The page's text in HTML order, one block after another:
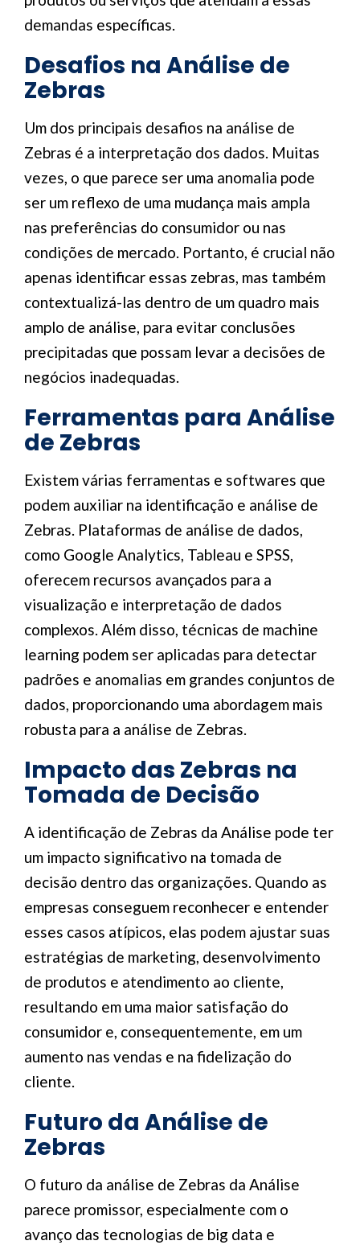
demandas específicas.
Desafios na Análise de
Zebras
Um dos principais desafios na análise de
Zebras é a interpretação dos dados. Muitas
vezes, o que parece ser uma anomalia pode
ser um reflexo de uma mudança mais ampla
nas preferências do consumidor ou nas
condições de mercado. Portanto, é crucial não
apenas identificar essas zebras, mas também
contextualizá-las dentro de um quadro mais
amplo de análise, para evitar conclusões
precipitadas que possam levar a decisões de
negócios inadequadas.
Ferramentas para Análise
de Zebras
Existem várias ferramentas e softwares que
podem auxiliar na identificação e análise de
Zebras. Plataformas de análise de dados,
como Google Analytics, Tableau e SPSS,
oferecem recursos avançados para a
visualização e interpretação de dados
complexos. Além disso, técnicas de machine
learning podem ser aplicadas para detectar
padrões e anomalias em grandes conjuntos de
dados, proporcionando uma abordagem mais
robusta para a análise de Zebras.
Impacto das Zebras na
Tomada de Decisão
A identificação de Zebras da Análise pode ter
um impacto significativo na tomada de
decisão dentro das organizações. Quando as
empresas conseguem reconhecer e entender
esses casos atípicos, elas podem ajustar suas
estratégias de marketing, desenvolvimento
de produtos e atendimento ao cliente,
resultando em uma maior satisfação do
consumidor e, consequentemente, em um
aumento nas vendas e na fidelização do
cliente.
Futuro da Análise de
Zebras
O futuro da análise de Zebras da Análise
parece promissor, especialmente com o
avanço das tecnologias de big data e